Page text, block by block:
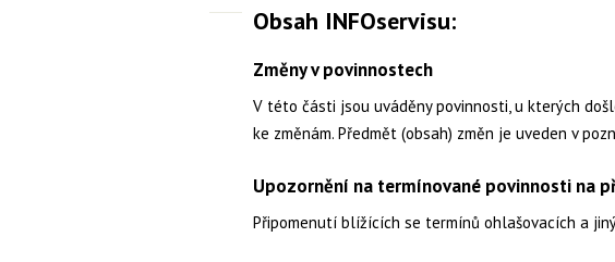
Obsah INFOservisu:
Změny v povinnostech
V této části jsou uváděny povinnosti, u kterých
ke změnám. Předmět (obsah) změn je uveden v
Upozornění na termínované povinnosti na
Připomenutí blížících se termínů ohlašovacích a